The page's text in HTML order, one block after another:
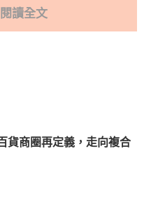
讀全文
貨商圈再定義，走向複合